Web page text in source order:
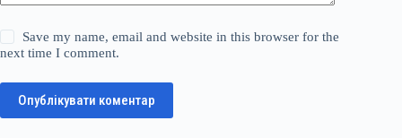
Save my name, email and website in this browser for the
next time I comment.
Опублікувати коментар